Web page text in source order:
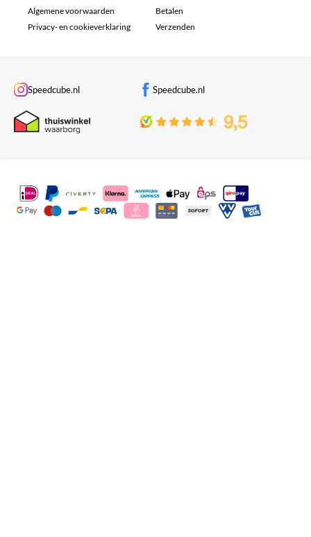
Algemene voorwaarden
Privacy- en cookieverklaring
Betalen
Verzenden
Speedcube.nl Speedcube.nl